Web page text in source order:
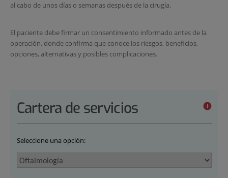
al cabo de unos días o semanas después de la cirugía.
El paciente debe firmar un consentimiento informado antes de la
operación, donde confirma que conoce los riesgos, beneficios,
opciones, alternativas y posibles complicaciones.
Cartera de servicios
Seleccione una opción: